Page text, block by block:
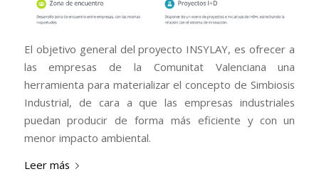
El objetivo general del proyecto INSYLAY, es ofrecer a
las empresas de la Comunitat Valenciana una
herramienta para materializar el concepto de Simbiosis
Industrial, de cara a que las empresas industriales
puedan producir de forma más eficiente y con un
menor impacto ambiental.
Leer más